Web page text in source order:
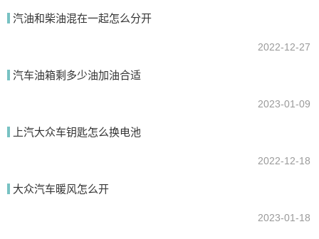
提交
汽油和柴油混在一起怎么分开
2022-12-27
汽车油箱剩多少油加油合适
2023-01-09
上汽大众车钥匙怎么换电池
2022-12-18
大众汽车暖风怎么开
2023-01-18